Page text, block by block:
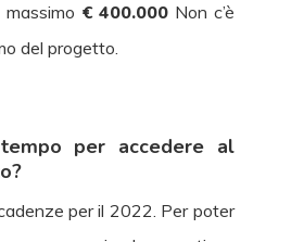
€ 400.000 Non c’è
del progetto.
per accedere al
per il 2022. Per poter